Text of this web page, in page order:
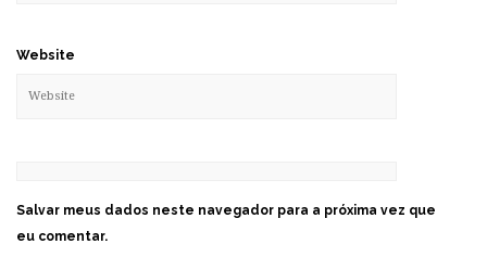
Website
Salvar meus dados neste navegador para a próxima vez que
eu comentar.